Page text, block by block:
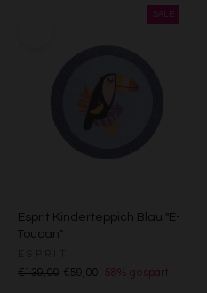
Esprit Kinderteppich Blau "E-
Toucan"
€139,00 €59,00 58% gespart